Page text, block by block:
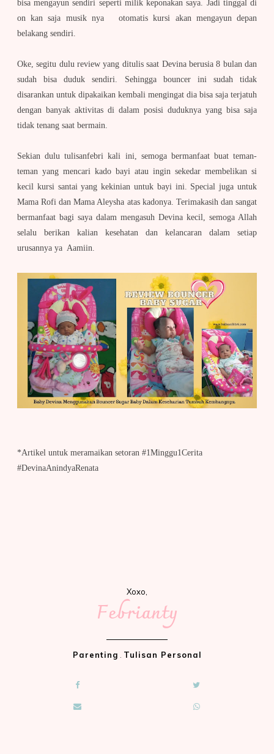
bisa mengayun sendiri seperti milik keponakan saya. Jadi tinggal di
on kan saja musik nya otomatis kursi akan mengayun depan
belakang sendiri.
Oke, segitu dulu review yang ditulis saat Devina berusia 8 bulan dan
sudah bisa duduk sendiri. Sehingga bouncer ini sudah tidak
disarankan untuk dipakaikan kembali mengingat dia bisa saja terjatuh
dengan banyak aktivitas di dalam posisi duduknya yang bisa saja
tidak tenang saat bermain.
Sekian dulu tulisanfebri kali ini, semoga bermanfaat buat teman-
teman yang mencari kado bayi atau ingin sekedar membelikan si
kecil kursi santai yang kekinian untuk bayi ini. Special juga untuk
Mama Rofi dan Mama Aleysha atas kadonya. Terimakasih dan sangat
bermanfaat bagi saya dalam mengasuh Devina kecil, semoga Allah
selalu berikan kalian kesehatan dan kelancaran dalam setiap
urusannya ya Aamiin.
*Artikel untuk meramaikan setoran #1Minggu1Cerita
#DevinaAnindyaRenata
Xoxo,
Febrianty
Parenting Tulisan Personal